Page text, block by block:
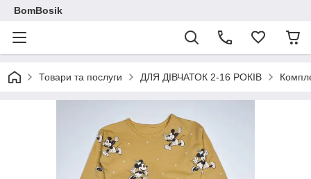
BomBosik
Товари та послуги ДЛЯ ДІВЧАТОК 2-16 РОКІВ